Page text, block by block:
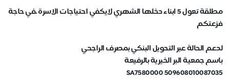
مطلقة تعول 5 ابناء دخلها الشهري لايكفي احتياجات الاسرة .في حاجة
فزعتكم
لدعم الحالة عبر التحويل البنكي بمصرف الراجحي
باسم جمعية البر الخيرية بالرفيعة
SA7580000 509608010087035